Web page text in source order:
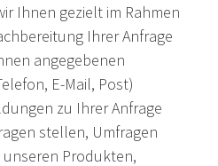
Ihnen gezielt im Rahmen
Ihrer Anfrage
angegebenen
E-Mail, Post)
zu Ihrer Anfrage
stellen, Umfragen
Produkten,